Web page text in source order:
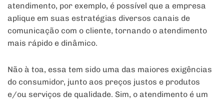
atendimento, por exemplo, é possível que a empresa
aplique em suas estratégias diversos canais de
comunicação com o cliente, tornando o atendimento
mais rápido e dinâmico.
Não à toa, essa tem sido uma das maiores exigências
do consumidor, junto aos preços justos e produtos
e/ou serviços de qualidade. Sim, o atendimento é um